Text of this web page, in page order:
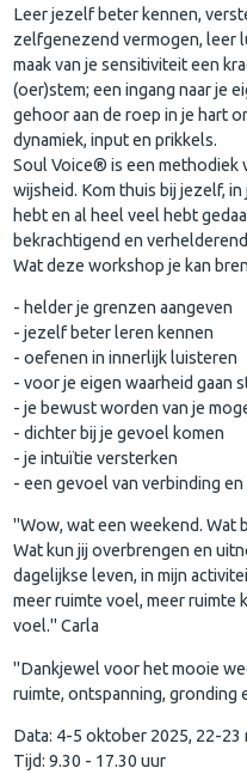
Leer jezelf beter kennen,
zelfgenezend vermogen, leer
maak van je sensitiviteit een
(oer)stem; een ingang naar je
gehoor aan de roep in je hart
dynamiek, input en prikkels.
Soul Voice® is een methodiek
wijsheid. Kom thuis bij jezelf,
hebt en al heel veel hebt
bekrachtigend en
Wat deze workshop je kan
- helder je grenzen aangeven
- jezelf beter leren kennen
- oefenen in innerlijk luisteren
- voor je eigen waarheid gaan
- je bewust worden van je
- dichter bij je gevoel komen
- je intuïtie versterken
- een gevoel van verbinding
"Wow, wat een weekend. Wat
Wat kun jij overbrengen en
dagelijkse leven, in mijn
meer ruimte voel, meer ruimte
voel." Carla
"Dankjewel voor het mooie
ruimte, ontspanning, gronding
Data: 4-5 oktober 2025, 22-23
Tijd: 9.30 - 17.30 uur